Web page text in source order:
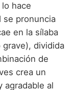
hace
se pronuncia
en la sílaba
grave), dividida
de
crea un
agradable al